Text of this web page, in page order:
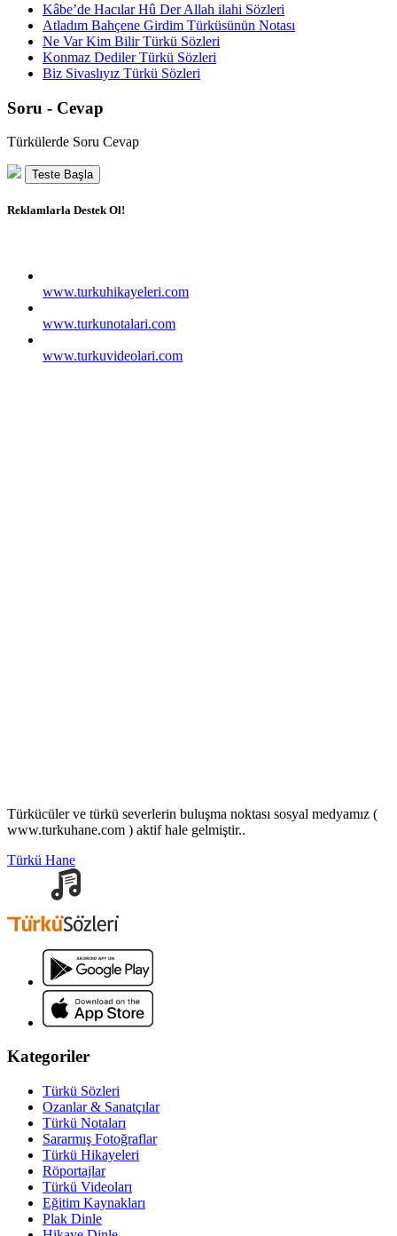
Kâbe’de Hacılar Hû Der Allah ilahi Sözleri
Atladım Bahçene Girdim Türküsünün Notası
Ne Var Kim Bilir Türkü Sözleri
Konmaz Dediler Türkü Sözleri
Biz Sivaslıyız Türkü Sözleri
Soru - Cevap
Türkülerde Soru Cevap
Teste Başla
Reklamlarla Destek Ol!
www.turkuhikayeleri.com
www.turkunotalari.com
www.turkuvideolari.com
Türkücüler ve türkü severlerin buluşma noktası sosyal medyamız (
www.turkuhane.com ) aktif hale gelmiştir..
Türkü Hane
Kategoriler
Türkü Sözleri
Ozanlar & Sanatçılar
Türkü Notaları
Sararmış Fotoğraflar
Türkü Hikayeleri
Röportajlar
Türkü Videoları
Eğitim Kaynakları
Plak Dinle